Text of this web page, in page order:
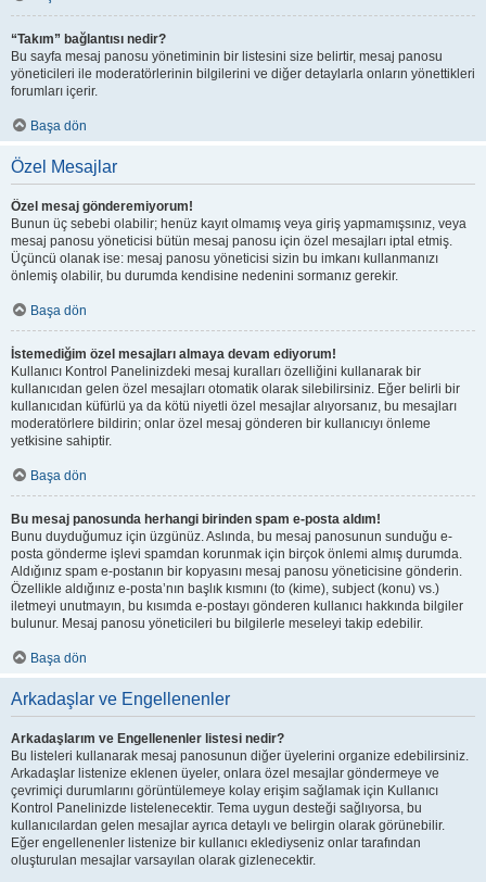
“Takım” bağlantısı nedir?
Bu sayfa mesaj panosu yönetiminin bir listesini size belirtir, mesaj panosu
yöneticileri ile moderatörlerinin bilgilerini ve diğer detaylarla onların yönettikleri
forumları içerir.
Başa dön
Özel Mesajlar
Özel mesaj gönderemiyorum!
Bunun üç sebebi olabilir; henüz kayıt olmamış veya giriş yapmamışsınız, veya
mesaj panosu yöneticisi bütün mesaj panosu için özel mesajları iptal etmiş.
Üçüncü olanak ise: mesaj panosu yöneticisi sizin bu imkanı kullanmanızı
önlemiş olabilir, bu durumda kendisine nedenini sormanız gerekir.
Başa dön
İstemediğim özel mesajları almaya devam ediyorum!
Kullanıcı Kontrol Panelinizdeki mesaj kuralları özelliğini kullanarak bir
kullanıcıdan gelen özel mesajları otomatik olarak silebilirsiniz. Eğer belirli bir
kullanıcıdan küfürlü ya da kötü niyetli özel mesajlar alıyorsanız, bu mesajları
moderatörlere bildirin; onlar özel mesaj gönderen bir kullanıcıyı önleme
yetkisine sahiptir.
Başa dön
Bu mesaj panosunda herhangi birinden spam e-posta aldım!
Bunu duyduğumuz için üzgünüz. Aslında, bu mesaj panosunun sunduğu e-
posta gönderme işlevi spamdan korunmak için birçok önlemi almış durumda.
Aldığınız spam e-postanın bir kopyasını mesaj panosu yöneticisine gönderin.
Özellikle aldığınız e-posta’nın başlık kısmını (to (kime), subject (konu) vs.)
iletmeyi unutmayın, bu kısımda e-postayı gönderen kullanıcı hakkında bilgiler
bulunur. Mesaj panosu yöneticileri bu bilgilerle meseleyi takip edebilir.
Başa dön
Arkadaşlar ve Engellenenler
Arkadaşlarım ve Engellenenler listesi nedir?
Bu listeleri kullanarak mesaj panosunun diğer üyelerini organize edebilirsiniz.
Arkadaşlar listenize eklenen üyeler, onlara özel mesajlar göndermeye ve
çevrimiçi durumlarını görüntülemeye kolay erişim sağlamak için Kullanıcı
Kontrol Panelinizde listelenecektir. Tema uygun desteği sağlıyorsa, bu
kullanıcılardan gelen mesajlar ayrıca detaylı ve belirgin olarak görünebilir.
Eğer engellenenler listenize bir kullanıcı eklediyseniz onlar tarafından
oluşturulan mesajlar varsayılan olarak gizlenecektir.